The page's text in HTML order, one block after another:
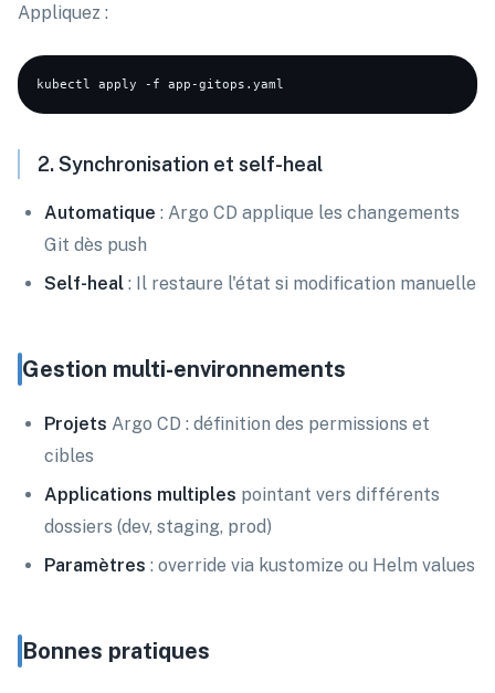
Appliquez :
2. Synchronisation et self-heal
Automatique : Argo CD applique les changements
Git dès push
Self-heal : Il restaure l'état si modification manuelle
Gestion multi-environnements
Projets Argo CD : définition des permissions et
cibles
Applications multiples pointant vers différents
dossiers (dev, staging, prod)
Paramètres : override via kustomize ou Helm values
Bonnes pratiques